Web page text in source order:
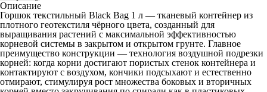
Описание
Горшок текстильный Black Bag 1 л — тканевый контейнер из
плотного геотекстиля чёрного цвета, созданный для
выращивания растений с максимальной эффективностью
корневой системы в закрытом и открытом грунте. Главное
преимущество конструкции — технология воздушной подрезки
корней: когда корни достигают пористых стенок контейнера и
контактируют с воздухом, кончики подсыхают и естественно
отмирают, стимулируя рост множества боковых и вторичных